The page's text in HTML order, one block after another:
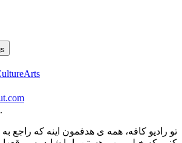
Arts
تو رادیو کافه، همه ی هدفمون اینه که